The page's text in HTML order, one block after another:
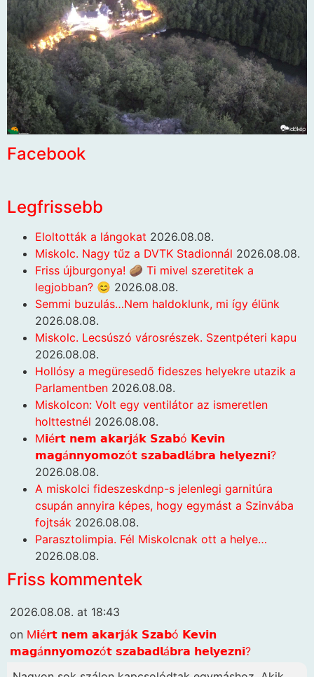
Facebook
Legfrissebb
Eloltották a lángokat 2026.08.08.
Miskolc. Nagy tűz a DVTK Stadionnál 2026.08.08.
Friss újburgonya! 🥔 Ti mivel szeretitek a
legjobban? 😊 2026.08.08.
Semmi buzulás…Nem haldoklunk, mi így élünk
2026.08.08.
Miskolc. Lecsúszó városrészek. Szentpéteri kapu
2026.08.08.
Hollósy a megüresedő fideszes helyekre utazik a
Parlamentben 2026.08.08.
Miskolcon: Volt egy ventilátor az ismeretlen
holttestnél 2026.08.08.
M𝗶é𝗿𝘁 𝗻𝗲𝗺 𝗮𝗸𝗮𝗿𝗷á𝗸 𝗦𝘇𝗮𝗯ó 𝗞𝗲𝘃𝗶𝗻
𝗺𝗮𝗴á𝗻𝗻𝘆𝗼𝗺𝗼𝘇ó𝘁 𝘀𝘇𝗮𝗯𝗮𝗱𝗹á𝗯𝗿𝗮 𝗵𝗲𝗹𝘆𝗲𝘇𝗻𝗶?
2026.08.08.
A miskolci fideszeskdnp-s jelenlegi garnitúra
csupán annyira képes, hogy egymást a Szinvába
fojtsák 2026.08.08.
Parasztolimpia. Fél Miskolcnak ott a helye…
2026.08.08.
Friss kommentek
2026.08.08. at 18:43
on M𝗶é𝗿𝘁 𝗻𝗲𝗺 𝗮𝗸𝗮𝗿𝗷á𝗸 𝗦𝘇𝗮𝗯ó 𝗞𝗲𝘃𝗶𝗻
𝗺𝗮𝗴á𝗻𝗻𝘆𝗼𝗺𝗼𝘇ó𝘁 𝘀𝘇𝗮𝗯𝗮𝗱𝗹á𝗯𝗿𝗮 𝗵𝗲𝗹𝘆𝗲𝘇𝗻𝗶?